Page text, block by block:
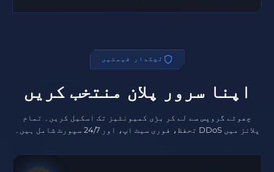
لچکدار قیمتیں
اپنا سرور پلان منتخب کریں
چھوٹے گروپس سے لے کر بڑی کمیونٹیز تک اسکیل کریں۔ تمام
پلانز میں DDoS تحفظ، فوری سیٹ اپ، اور 24/7 سپورٹ شامل ہیں۔